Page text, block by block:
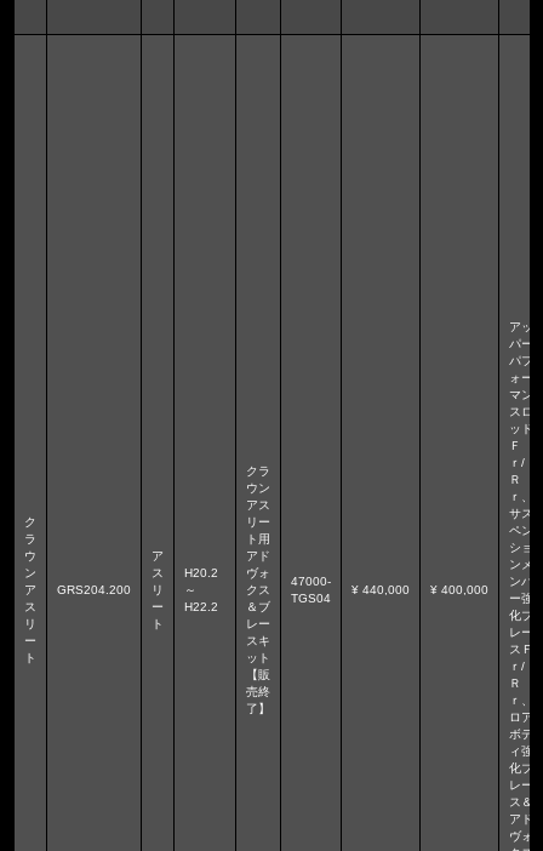
ク
ラ
ウ
ン
ア
ス
リ
ー
ト
GRS204.200
ア
ス
リ
ー
ト
H20.2
～
H22.2
クラ
ウン
アス
リー
ト用
アド
ヴォ
クス
＆ブ
レー
スキ
ット
【販
売終
了】
47000-
TGS04
¥ 440,000 ¥ 400,000
アッ
パー
パフ
ォー
マン
スロ
ッド
Ｆ
ｒ/
Ｒ
ｒ、
サス
ペン
ショ
ンメ
ンバ
ー強
化ブ
レー
スＦ
ｒ/
Ｒ
ｒ、
ロア
ボデ
ィ強
化ブ
レー
ス＆
アド
ヴォ